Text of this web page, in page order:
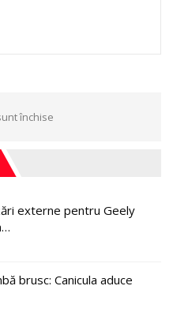
închise
externe pentru Geely
brusc: Canicula aduce